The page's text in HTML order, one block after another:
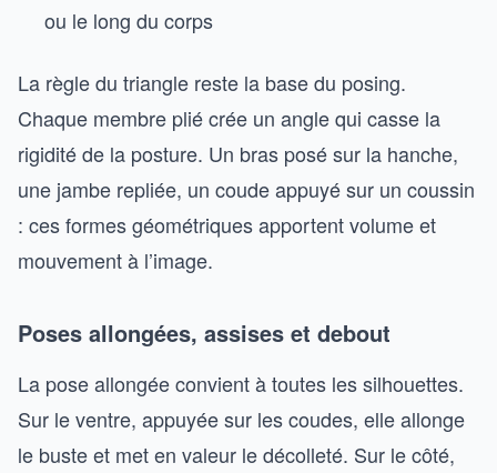
ou le long du corps
La règle du triangle reste la base du posing.
Chaque membre plié crée un angle qui casse la
rigidité de la posture. Un bras posé sur la hanche,
une jambe repliée, un coude appuyé sur un coussin
: ces formes géométriques apportent volume et
mouvement à l’image.
Poses allongées, assises et debout
La pose allongée convient à toutes les silhouettes.
Sur le ventre, appuyée sur les coudes, elle allonge
le buste et met en valeur le décolleté. Sur le côté,